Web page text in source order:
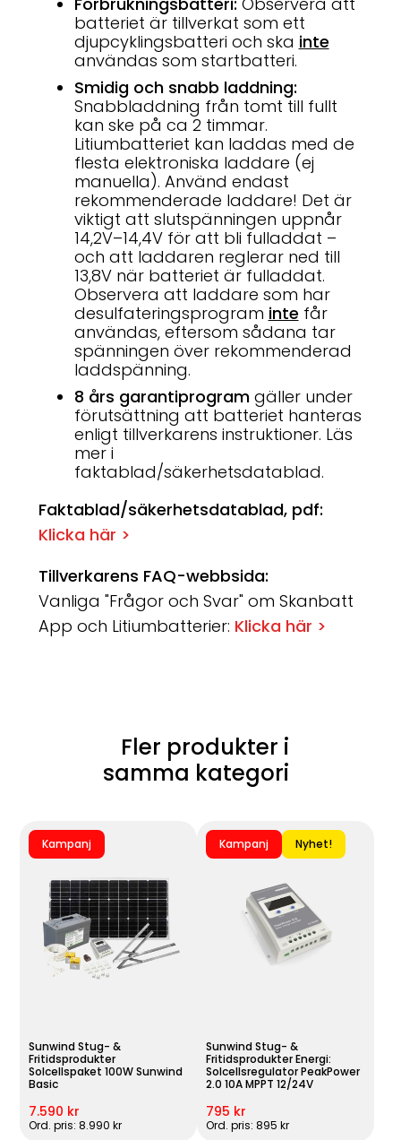
batteriet är tillverkat som ett
djupcyklingsbatteri och ska inte
användas som startbatteri.
Smidig och snabb laddning:
Snabbladdning från tomt till fullt
kan ske på ca 2 timmar.
Litiumbatteriet kan laddas med de
flesta elektroniska laddare (ej
manuella). Använd endast
rekommenderade laddare! Det är
viktigt att slutspänningen uppnår
14,2V–14,4V för att bli fulladdat –
och att laddaren reglerar ned till
13,8V när batteriet är fulladdat.
Observera att laddare som har
desulfateringsprogram inte får
användas, eftersom sådana tar
spänningen över rekommenderad
laddspänning.
8 års garantiprogramgäller under
förutsättning att batteriet hanteras
enligt tillverkarens instruktioner. Läs
mer i
faktablad/säkerhetsdatablad.
Faktablad/säkerhetsdatablad, pdf:
Klicka här >
Tillverkarens FAQ-webbsida:
Vanliga "Frågor och Svar" om Skanbatt
App och Litiumbatterier: Klicka här >
Fler produkter i
samma kategori
Kampanj
Sunwind Stug- &
Fritidsprodukter
Solcellspaket 100W Sunwind
Basic
7.590 kr
Ord. pris: 8.990 kr
Kampanj Nyhet!
Sunwind Stug- &
Fritidsprodukter Energi:
Solcellsregulator PeakPower
2.0 10A MPPT 12/24V
795 kr
Ord. pris: 895 kr